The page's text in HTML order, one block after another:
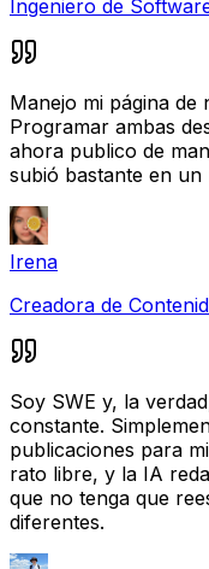
Ingeniero de
Manejo mi página
Programar ambas
ahora publico de
subió bastante en un
Irena
Creadora de
Soy SWE y, la
constante.
publicaciones para
rato libre, y la IA
que no tenga que
diferentes.